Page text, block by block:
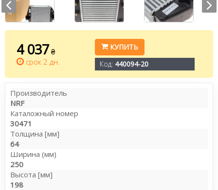
4 037 ₴
срок 2 дн.
КУПИТЬ
Код: 440094-20
Производитель
NRF
Каталожный номер
30471
Толщина [мм]
64
Ширина (мм)
250
Высота [мм]
198